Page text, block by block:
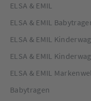
ELSA & EMIL
ELSA & EMIL
ELSA & EMIL
ELSA & EMIL
ELSA & EMIL
Babytragen